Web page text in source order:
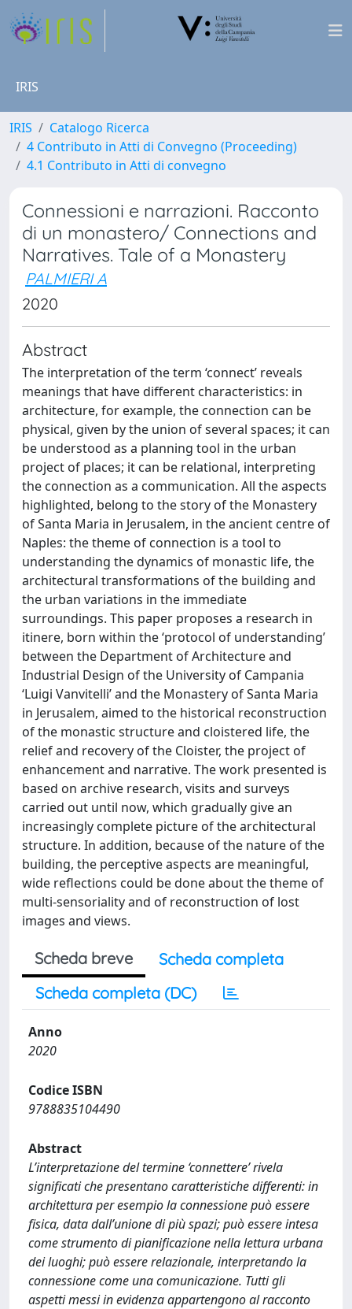
IRIS
IRIS
Catalogo Ricerca
4 Contributo in Atti di Convegno (Proceeding)
4.1 Contributo in Atti di convegno
Connessioni e narrazioni. Racconto
di un monastero/ Connections and
Narratives. Tale of a Monastery
PALMIERI A
2020
Abstract
The interpretation of the term ‘connect’ reveals
meanings that have different characteristics: in
architecture, for example, the connection can be
physical, given by the union of several spaces; it can
be understood as a planning tool in the urban
project of places; it can be relational, interpreting
the connection as a communication. All the aspects
highlighted, belong to the story of the Monastery
of Santa Maria in Jerusalem, in the ancient centre of
Naples: the theme of connection is a tool to
understanding the dynamics of monastic life, the
architectural transformations of the building and
the urban variations in the immediate
surroundings. This paper proposes a research in
itinere, born within the ‘protocol of understanding’
between the Department of Architecture and
Industrial Design of the University of Campania
‘Luigi Vanvitelli’ and the Monastery of Santa Maria
in Jerusalem, aimed to the historical reconstruction
of the monastic structure and cloistered life, the
relief and recovery of the Cloister, the project of
enhancement and narrative. The work presented is
based on archive research, visits and surveys
carried out until now, which gradually give an
increasingly complete picture of the architectural
structure. In addition, because of the nature of the
building, the perceptive aspects are meaningful,
wide reflections could be done about the theme of
multi-sensoriality and of reconstruction of lost
images and views.
Scheda breve
Scheda completa
Scheda completa (DC)
Anno
2020
Codice ISBN
9788835104490
Abstract
L’interpretazione del termine ‘connettere’ rivela
significati che presentano caratteristiche differenti: in
architettura per esempio la connessione può essere
fisica, data dall’unione di più spazi; può essere intesa
come strumento di pianificazione nella lettura urbana
dei luoghi; può essere relazionale, interpretando la
connessione come una comunicazione. Tutti gli
aspetti messi in evidenza appartengono al racconto